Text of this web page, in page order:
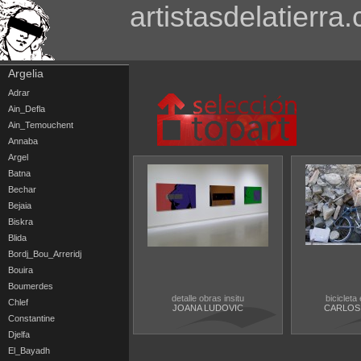
Argelia
Adrar
Ain_Defla
Ain_Temouchent
Annaba
Argel
Batna
Bechar
Bejaia
Biskra
Blida
Bordj_Bou_Arreridj
Bouira
Boumerdes
Chlef
Constantine
Djelfa
El_Bayadh
detalle obras insitu
JOANA LUDOVIC
bicicleta